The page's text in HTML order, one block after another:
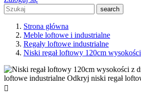
search
Strona główna
Meble loftowe i industrialne
Regały loftowe industrialne
Niski regał loftowy 120cm
